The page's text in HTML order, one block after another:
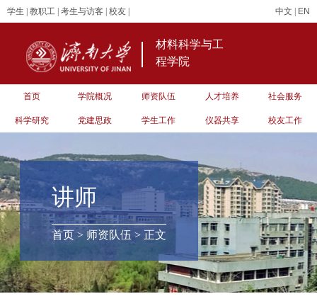
学生 教职工 考生与访客 校友 中文 EN
材料科学与工
程学院
首页 学院概况 师资队伍 人才培养 社会服务
科学研究 党建思政 学生工作 仪器共享 校友工作
讲师
首页 > 师资队伍 > 正文